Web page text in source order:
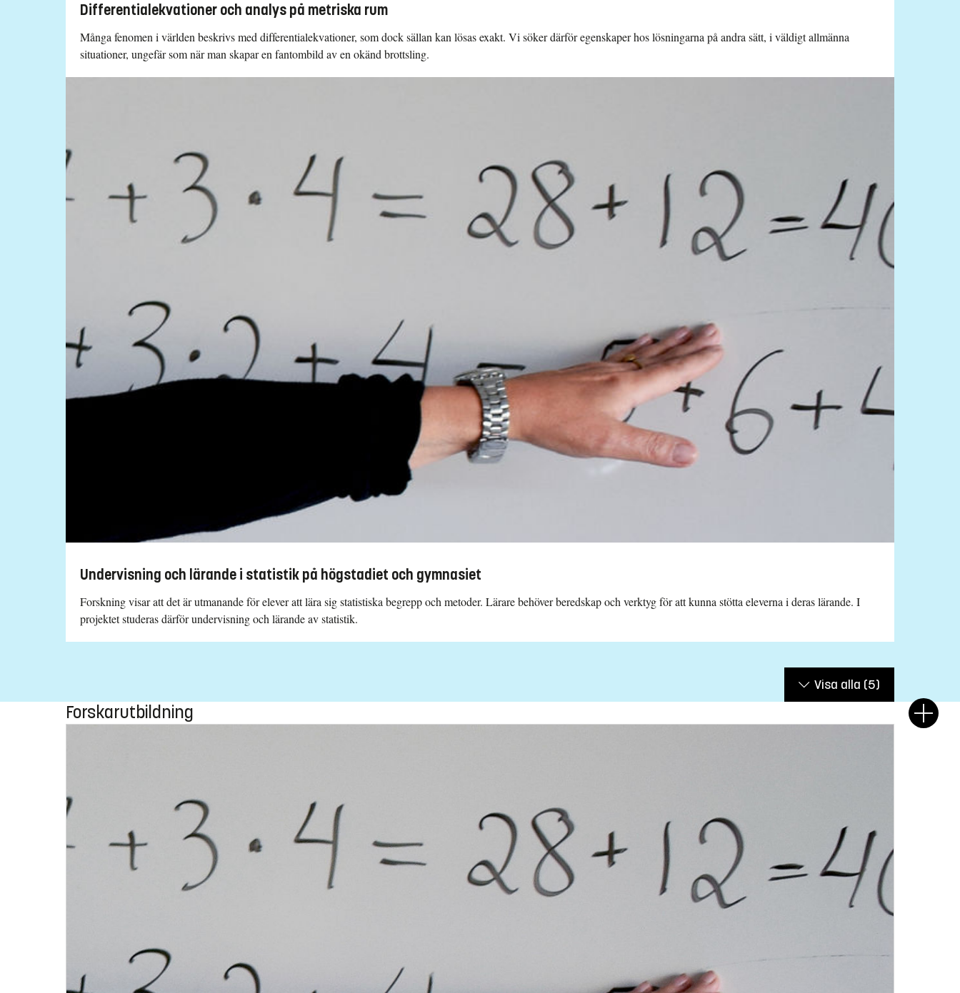
Differentialekvationer och analys på metriska rum
Många fenomen i världen beskrivs med differentialekvationer, som dock sällan kan lösas exakt. Vi söker därför egenskaper hos lösningarna på andra sätt, i väldigt allmänna
situationer, ungefär som när man skapar en fantombild av en okänd brottsling.
Undervisning och lärande i statistik på högstadiet och gymnasiet
Forskning visar att det är utmanande för elever att lära sig statistiska begrepp och metoder. Lärare behöver beredskap och verktyg för att kunna stötta eleverna i deras lärande. I
projektet studeras därför undervisning och lärande av statistik.
Visa alla (5)
Forskarutbildning